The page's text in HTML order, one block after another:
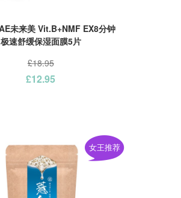
未来美 Vit.B+NMF EX8分钟
极速舒缓保湿面膜5片
£18.95
£12.95
女王推荐